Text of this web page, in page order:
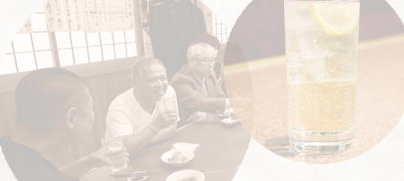
密基地のような角打ち「歴史あるこの地には昔から
人々が集まってくる」
【横浜市「岩太屋」】「今夜もフラミンゴ？」が合言葉 御
年91歳のアイドルに会える横浜・本牧の酒屋で立ち飲
【西横浜「白木屋酒店」】「朝から一杯、昼寝して風呂上
りにまた来る！」地域の住民が笑顔で集う西横浜の角
穏やかに嗜む「焼酎ハイボール」
【篠崎 「酒処 大林」】
東京の東の端、至極の大衆酒場で
味わう極上の「焼酎ハイボール」
【森下 「深川 三徳」】下町の人情酒場で一緒に愉しむ
絶品もつ料理と焼酎ハイボール
【北千住 「千住の永見」】のんべえサラリーマンの憩い
の場で 焼酎ハイボールを傾ける至福の時間
盛り上がって、おごったりすることも厳禁です。あくまで初
心者というスタンスで。
お店はご主人が主役のワンダーランド
いったんお店に入ったら、お店のご主人がリーダーです。
すべてはご主人のペースに任せましょう。みな常連さんだ
から、ご主人の言うことには従います。